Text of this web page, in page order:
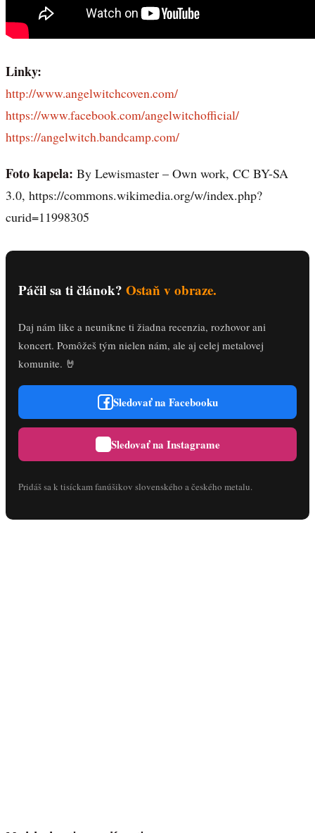
Linky:
http://www.angelwitchcoven.com/
https://www.facebook.com/angelwitchofficial/
https://angelwitch.bandcamp.com/
Foto kapela: By Lewismaster – Own work, CC BY-SA
3.0, https://commons.wikimedia.org/w/index.php?
curid=11998305
Páčil sa ti článok? Ostaň v obraze.
Daj nám like a neunikne ti žiadna recenzia, rozhovor ani
koncert. Pomôžeš tým nielen nám, ale aj celej metalovej
komunite. 🤘
Sledovať na Facebooku
Sledovať na Instagrame
Pridáš sa k tisíckam fanúšikov slovenského a českého metalu.